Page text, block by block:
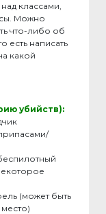
классами,
Можно
что-либо об
есть написать
какой
убийств):
(может быть